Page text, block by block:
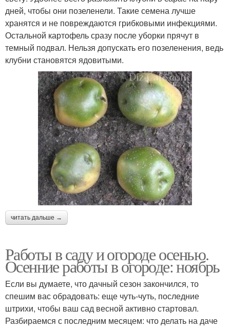
дней, чтобы они позеленели. Такие семена лучше
хранятся и не повреждаются грибковыми инфекциями.
Остальной картофель сразу после уборки прячут в
темный подвал. Нельзя допускать его позеленения, ведь
клубни становятся ядовитыми.
читать дальше →
Работы в саду и огороде осенью.
Осенние работы в огороде: ноябрь
Если вы думаете, что дачный сезон закончился, то
спешим вас обрадовать: еще чуть-чуть, последние
штрихи, чтобы ваш сад весной активно стартовал.
Разбираемся с последним месяцем: что делать на даче